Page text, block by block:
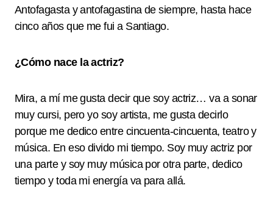
Antofagasta y antofagastina de siempre, hasta hace
cinco años que me fui a Santiago.
¿Cómo nace la actriz?
Mira, a mí me gusta decir que soy actriz… va a sonar
muy cursi, pero yo soy artista, me gusta decirlo
porque me dedico entre cincuenta-cincuenta, teatro y
música. En eso divido mi tiempo. Soy muy actriz por
una parte y soy muy música por otra parte, dedico
tiempo y toda mi energía va para allá.